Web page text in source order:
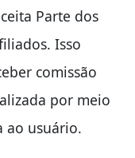
Parte dos
Isso
comissão
por meio
ao usuário.